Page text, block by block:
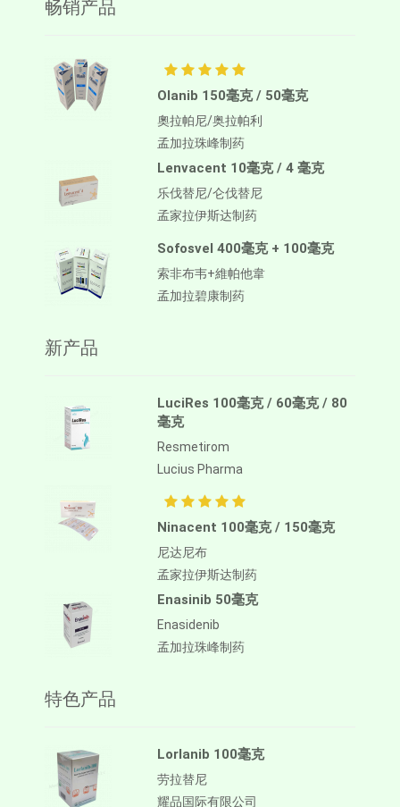
畅销产品
Olanib 150毫克 / 50毫克
奧拉帕尼/奥拉帕利
孟加拉珠峰制药
Lenvacent 10毫克 / 4 毫克
乐伐替尼/仑伐替尼
孟家拉伊斯达制药
Sofosvel 400毫克 + 100毫克
索非布韦+維帕他韋
孟加拉碧康制药
新产品
LuciRes 100毫克 / 60毫克 / 80
毫克
Resmetirom
Lucius Pharma
Ninacent 100毫克 / 150毫克
尼达尼布
孟家拉伊斯达制药
Enasinib 50毫克
Enasidenib
孟加拉珠峰制药
特色产品
Lorlanib 100毫克
劳拉替尼
耀品国际有限公司